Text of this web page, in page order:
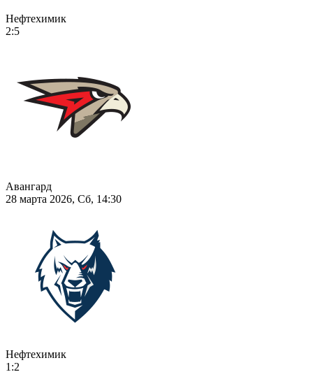
Нефтехимик
2:5
Авангард
28 марта 2026, Сб, 14:30
Нефтехимик
1:2